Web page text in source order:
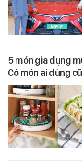
5 món gia dụng
Có món ai dùng